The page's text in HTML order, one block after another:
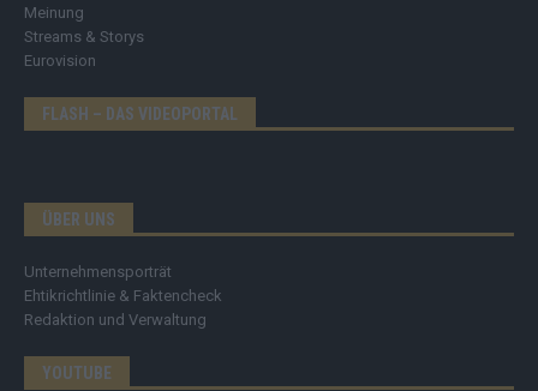
Meinung
Streams & Storys
Eurovision
FLASH – DAS VIDEOPORTAL
ÜBER UNS
Unternehmensporträt
Ehtikrichtlinie & Faktencheck
Redaktion und Verwaltung
YOUTUBE